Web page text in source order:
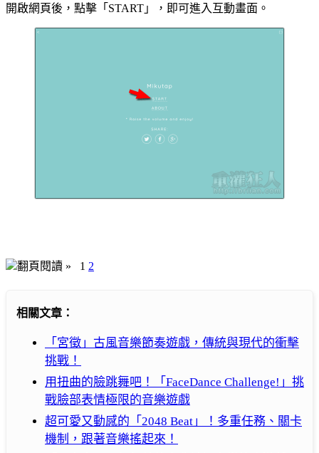
開啟網頁後，點擊「START」，即可進入互動畫面。
翻頁閱讀 » 1 2
相關文章：
「宮徵」古風音樂節奏遊戲，傳統與現代的衝擊
挑戰！
用扭曲的臉跳舞吧！「FaceDance Challenge!」挑
戰臉部表情極限的音樂遊戲
超可愛又動感的「2048 Beat」！多重任務、關卡
機制，跟著音樂搖起來！